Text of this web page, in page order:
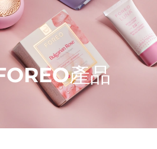
產品
用戶信息
我的設備
我的訂單
Tech Elixir
Español
Português
Русский
文 繁體中文